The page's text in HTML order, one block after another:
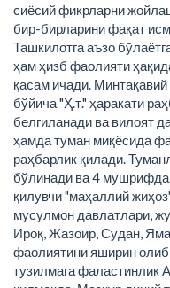
сиёсий фикрларни
бир-бирларини фақат
Ташкилотга аъзо
ҳам ҳизб фаолияти
қасам ичади.
бўйича "Ҳ.т." ҳаракати
белгиланади ва вилоят
ҳамда туман миқёсида
раҳбарлик қилади.
бўлинади ва 4
қилувчи "маҳаллий
мусулмон давлатлари,
Ироқ, Жазоир, Судан,
фаолиятини яширин олиб
тузилмага фаластинлик